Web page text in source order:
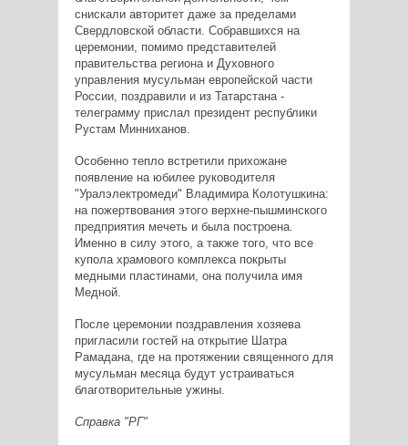
снискали авторитет даже за пределами
Свердловской области. Собравшихся на
церемонии, помимо представителей
правительства региона и Духовного
управления мусульман европейской части
России, поздравили и из Татарстана -
телеграмму прислал президент республики
Рустам Минниханов.
Особенно тепло встретили прихожане
появление на юбилее руководителя
"Уралэлектромеди" Владимира Колотушкина:
на пожертвования этого верхне-пышминского
предприятия мечеть и была построена.
Именно в силу этого, а также того, что все
купола храмового комплекса покрыты
медными пластинами, она получила имя
Медной.
После церемонии поздравления хозяева
пригласили гостей на открытие Шатра
Рамадана, где на протяжении священного для
мусульман месяца будут устраиваться
благотворительные ужины.
Справка "РГ"